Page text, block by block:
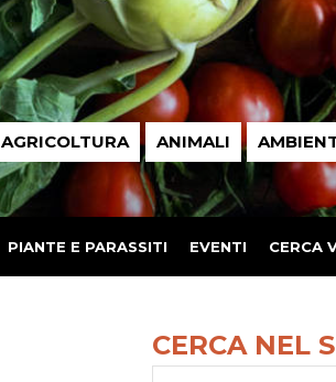
AGRICOLTURA ANIMALI
PIANTE E PARASSITI EVENTI CERCA
CERCA NEL